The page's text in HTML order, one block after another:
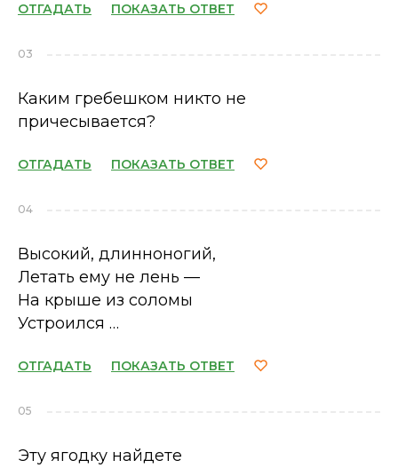
ОТГАДАТЬ ПОКАЗАТЬ ОТВЕТ
03
Каким гребешком никто не
причесывается?
ОТГАДАТЬ ПОКАЗАТЬ ОТВЕТ
04
Высокий, длинноногий,
Летать ему не лень —
На крыше из соломы
Устроился …
ОТГАДАТЬ ПОКАЗАТЬ ОТВЕТ
05
Эту ягодку найдете